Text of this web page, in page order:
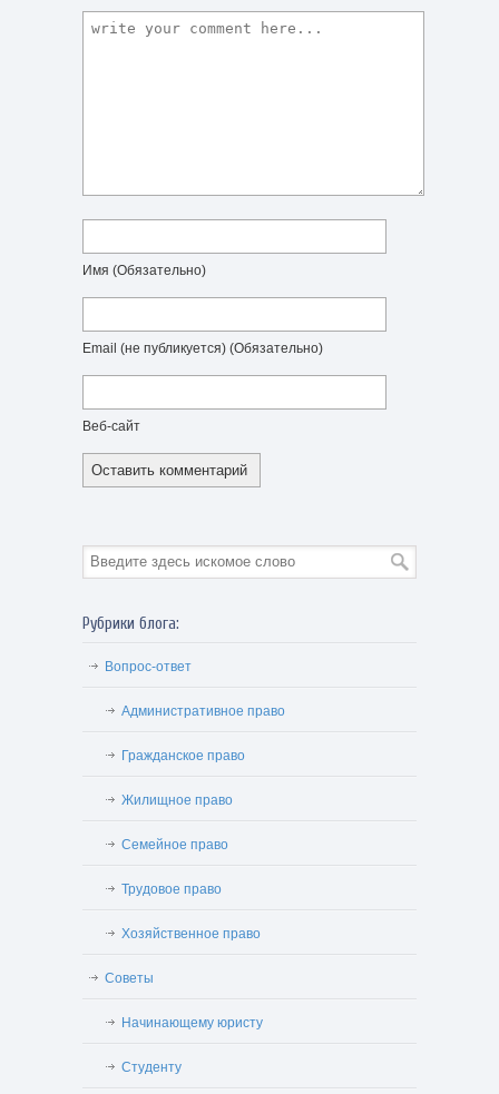
Имя (Обязательно)
Email (не публикуется) (Обязательно)
Веб-сайт
Рубрики блога:
Вопрос-ответ
Административное право
Гражданское право
Жилищное право
Семейное право
Трудовое право
Хозяйственное право
Советы
Начинающему юристу
Студенту